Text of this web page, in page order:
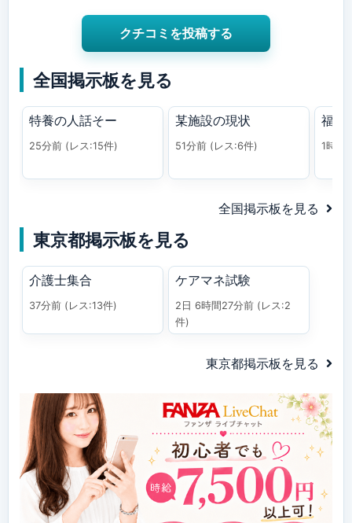
クチコミを投稿する
全国掲示板を見る
特養の人話そー
25分前 (レス:15件)
某施設の現状
51分前 (レス:6件)
福祉
1時間
全国掲示板を見る
東京都掲示板を見る
介護士集合
37分前 (レス:13件)
ケアマネ試験
2日 6時間27分前 (レス:2
件)
東京都掲示板を見る